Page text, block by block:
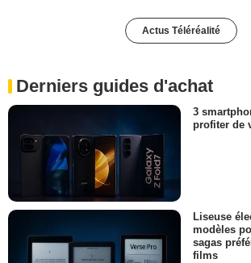
Actus Téléréalité
Derniers guides d'achat
3
profiter de
Liseuse
modèles
sagas
films